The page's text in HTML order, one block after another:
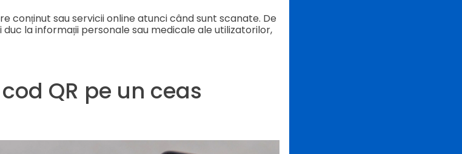
conținut sau servicii online atunci când sunt scanate. De
la informații personale sau medicale ale utilizatorilor,
QR pe un ceas